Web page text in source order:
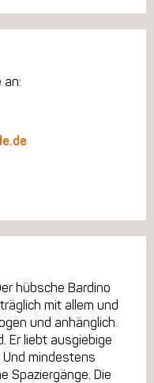
an:
hübsche Bardino
mit allem und
und anhänglich.
Er liebt ausgiebige
mindestens
Spaziergänge. Die